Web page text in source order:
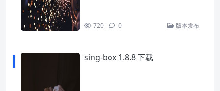
720 0 版本发布
sing-box 1.8.8 下载